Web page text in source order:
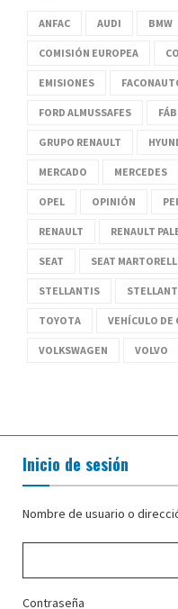
ANFAC AUDI BMW
COMISIÓN EUROPEA
EMISIONES
FORD ALMUSSAFES
GRUPO RENAULT
MERCADO MERCEDES
OPEL OPINIÓN
RENAULT RENAULT
SEAT SEAT MARTORELL
STELLANTIS
TOYOTA VEHÍCULO DE
VOLKSWAGEN VOLVO
Inicio de sesión
Nombre de usuario o
Contraseña